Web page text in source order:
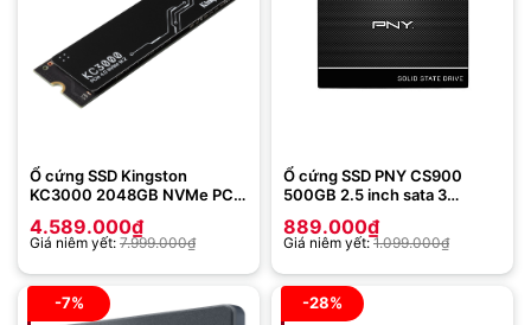
Ổ cứng SSD Kingston
KC3000 2048GB NVMe PCIe
)
4.589.000₫
Giá niêm yết: 7.999.000₫
Ổ cứng SSD PNY CS900
500GB 2.5 inch sata 3
889.000₫
Giá niêm yết:1.099.000₫
-7% -28%